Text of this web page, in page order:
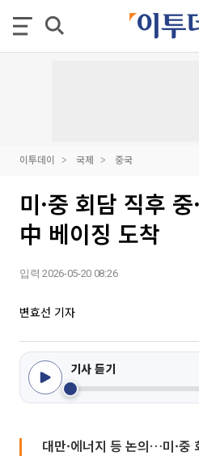
이투데이 국제 중국
미·중 회담 직후
中 베이징 도착
입력 2026-05-20 08:26
변효선 기자
기사 듣기
대만·에너지 등 논의…미·중